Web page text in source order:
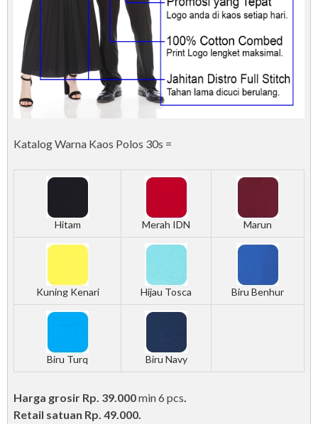
Katalog Warna Kaos Polos 30s =
Hitam Merah IDN Marun
Kuning Kenari Hijau Tosca Biru Benhur
Biru Turq Biru Navy
Harga grosir Rp. 39.000min 6 pcs.
Retail satuan Rp. 49.000.